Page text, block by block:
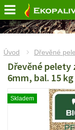
Úvod Dřevěné
Dřevěné pelety
6mm, bal. 15 kg
Skladem